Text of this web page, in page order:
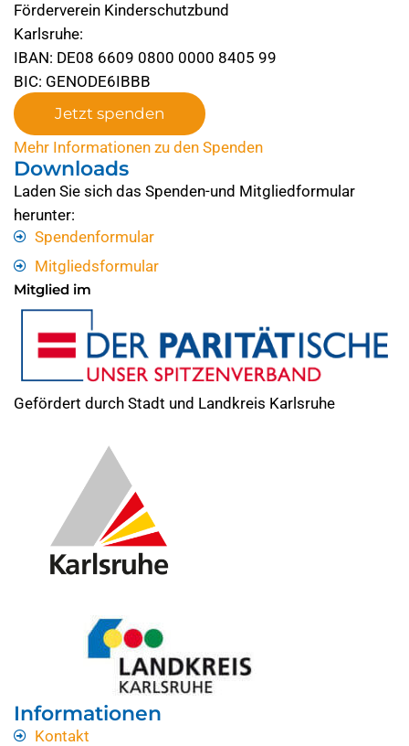
Förderverein Kinderschutzbund
Karlsruhe:
IBAN: DE08 6609 0800 0000 8405 99
BIC: GENODE6IBBB
Jetzt spenden
Mehr Informationen zu den Spenden
Downloads
Laden Sie sich das Spenden-und Mitgliedformular
herunter:
Spendenformular
Mitgliedsformular
Mitglied im
Gefördert durch Stadt und Landkreis Karlsruhe
Informationen
Kontakt